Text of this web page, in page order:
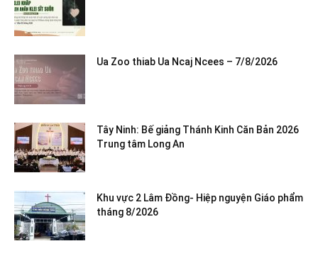
Ua Zoo thiab Ua Ncaj Ncees – 7/8/2026
Tây Ninh: Bế giảng Thánh Kinh Căn Bản 2026
Trung tâm Long An
Khu vực 2 Lâm Đồng- Hiệp nguyện Giáo phẩm
tháng 8/2026